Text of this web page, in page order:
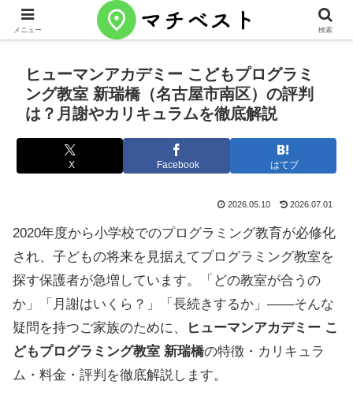
ヒューマンアカデミー こどもプログラミ
ング教室 新瑞橋（名古屋市南区）の評判
は？月謝やカリキュラムを徹底解説
X Facebook はてブ
2026.05.10 2026.07.01
2020年度から小学校でのプログラミング教育が必修化
され、子どもの将来を見据えてプログラミング教室を
探す保護者が急増しています。「どの教室が合うの
か」「月謝はいくら？」「長続きするか」——そんな
疑問を持つご家族のために、
ヒューマンアカデミー こ
どもプログラミング教室 新瑞橋の特徴・カリキュラ
ム・料金・評判を徹底解説します。
メニュー 検索